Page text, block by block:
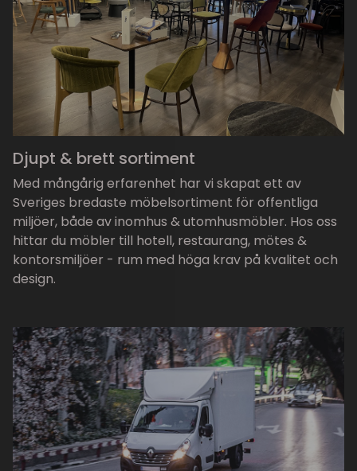
Djupt & brett sortiment
Med mångårig erfarenhet har vi skapat ett av
Sveriges bredaste möbelsortiment för offentliga
miljöer, både av inomhus & utomhusmöbler. Hos oss
hittar du möbler till hotell, restaurang, mötes &
kontorsmiljöer - rum med höga krav på kvalitet och
design.